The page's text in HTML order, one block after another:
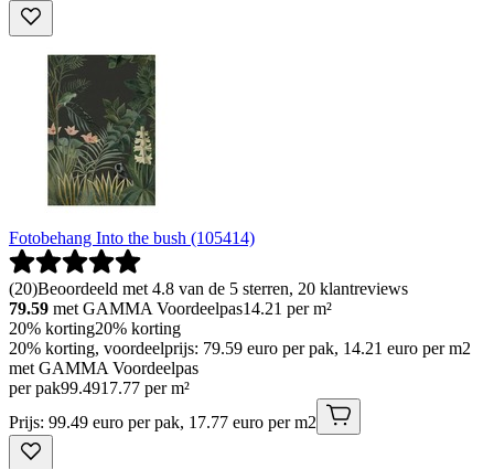
Fotobehang Into the bush (105414)
(20)Beoordeeld met 4.8 van de 5 sterren, 20 klantreviews
79.59 met GAMMA Voordeelpas14.21 per m²
20% korting20% korting
20% korting, voordeelprijs: 79.59 euro per pak, 14.21 euro per m2
met GAMMA Voordeelpas
per pak99.4917.77 per m²
Prijs: 99.49 euro per pak, 17.77 euro per m2